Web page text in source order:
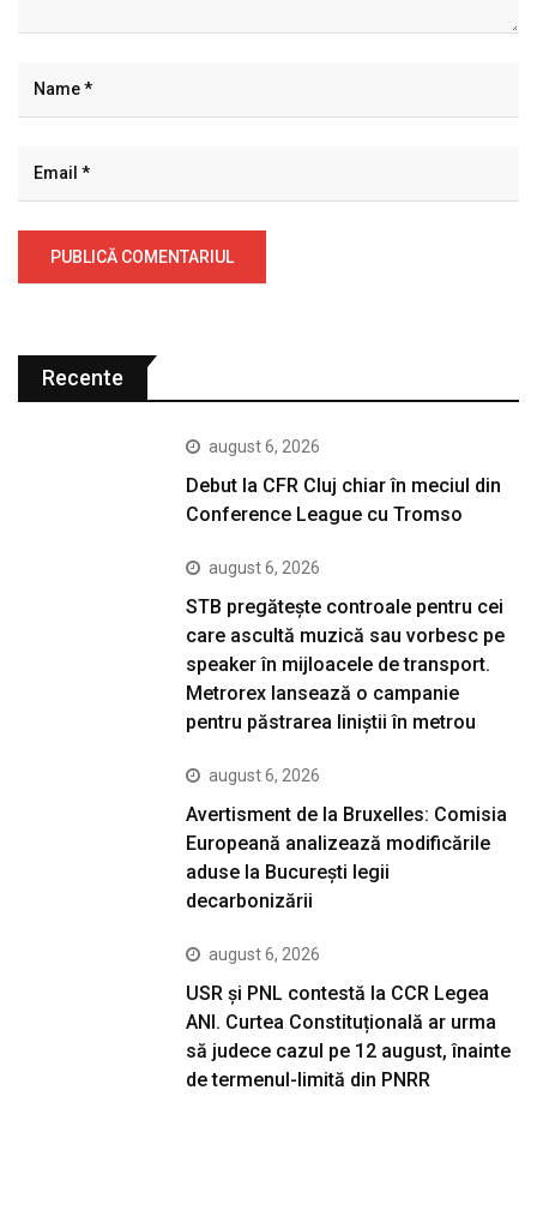
Recente
august 6, 2026
Debut la CFR Cluj chiar în meciul din
Conference League cu Tromso
august 6, 2026
STB pregătește controale pentru cei
care ascultă muzică sau vorbesc pe
speaker în mijloacele de transport.
Metrorex lansează o campanie
pentru păstrarea liniștii în metrou
august 6, 2026
Avertisment de la Bruxelles: Comisia
Europeană analizează modificările
aduse la București legii
decarbonizării
august 6, 2026
USR și PNL contestă la CCR Legea
ANI. Curtea Constituțională ar urma
să judece cazul pe 12 august, înainte
de termenul-limită din PNRR